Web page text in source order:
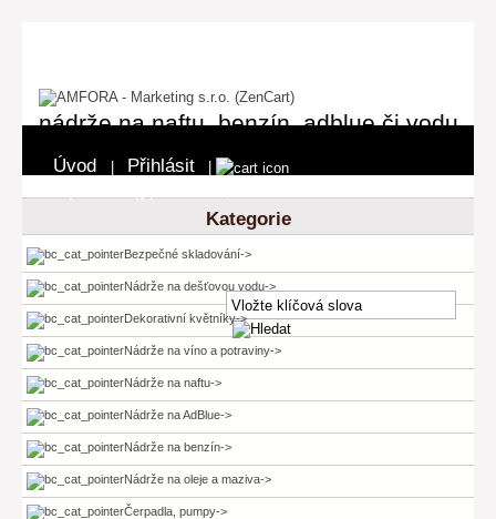
nádrže na naftu, benzín, adblue či vodu
Úvod Přihlásit
Kategorie
Bezpečné skladování->
Nádrže na dešťovou vodu->
Dekorativní květníky->
Nádrže na víno a potraviny->
Nádrže na naftu->
Nádrže na AdBlue->
Nádrže na benzín->
Nádrže na oleje a maziva->
Čerpadla, pumpy->